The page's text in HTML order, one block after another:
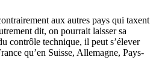
aux autres pays qui taxent
dit, on pourrait laisser sa
contrôle technique, il peut s’élever
qu’en Suisse, Allemagne, Pays-